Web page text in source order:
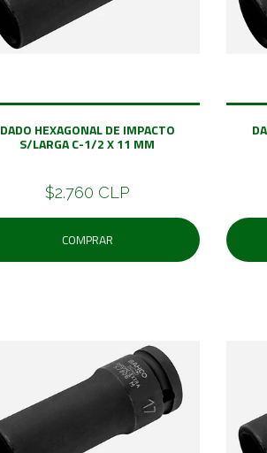
DADO HEXAGONAL DE IMPACTO
S/LARGA C-1/2 X 11 MM
$2.760 CLP
COMPRAR